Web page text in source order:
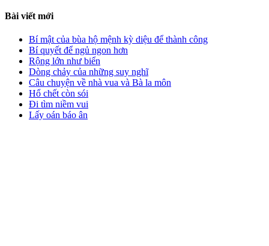
Bài viết mới
Bí mật của bùa hộ mệnh kỳ diệu để thành công
Bí quyết để ngủ ngon hơn
Rộng lớn như biển
Dòng chảy của những suy nghĩ
Câu chuyện về nhà vua và Bà la môn
Hổ chết còn sói
Đi tìm niềm vui
Lấy oán báo ân